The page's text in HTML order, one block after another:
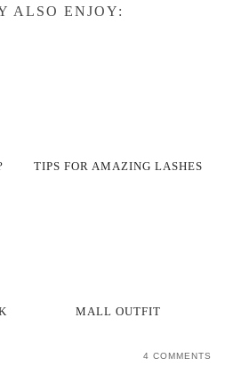
ALSO ENJOY:
TIPS FOR AMAZING LASHES
MALL OUTFIT
4 COMMENTS